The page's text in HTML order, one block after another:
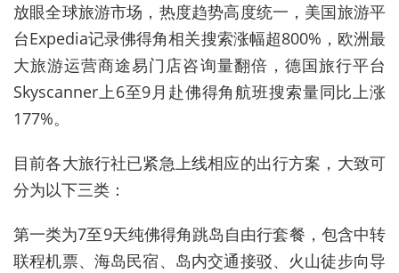
放眼全球旅游市场，热度趋势高度统一，美国旅游平
台Expedia记录佛得角相关搜索涨幅超800%，欧洲最
大旅游运营商途易门店咨询量翻倍，德国旅行平台
Skyscanner上6至9月赴佛得角航班搜索量同比上涨
177%。
目前各大旅行社已紧急上线相应的出行方案，大致可
分为以下三类：
第一类为7至9天纯佛得角跳岛自由行套餐，包含中转
联程机票、海岛民宿、岛内交通接驳、火山徒步向导